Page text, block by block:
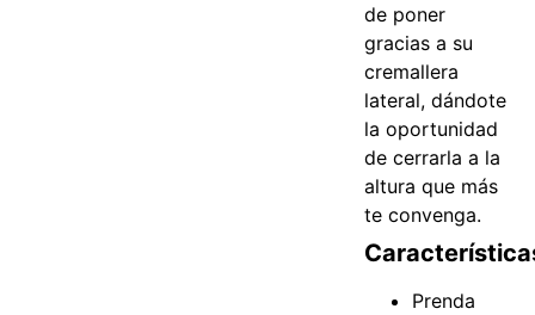
de poner
gracias a su
cremallera
lateral, dándote
la oportunidad
de cerrarla a la
altura que más
te convenga.
Prenda